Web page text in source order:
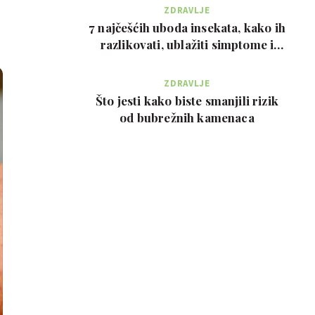
ZDRAVLJE
7 najčešćih uboda insekata, kako ih
razlikovati, ublažiti simptome i
ZDRAVLJE
Što jesti kako biste smanjili rizik
od bubrežnih kamenaca